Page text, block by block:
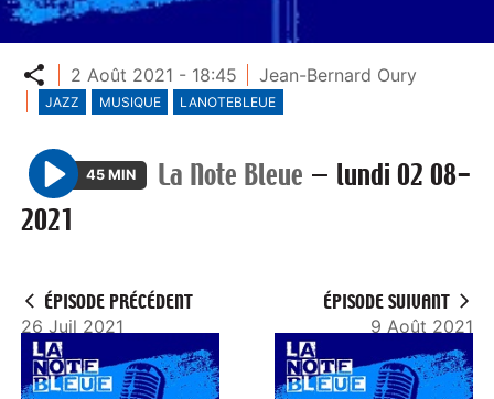
Partager
2 Août 2021 - 18:45 Jean-Bernard Oury
JAZZ MUSIQUE LANOTEBLEUE
P
l
45 MIN La Note Bleue — lundi 02 08-
2021
ÉPISODE PRÉCÉDENT
26 Juil 2021
ÉPISODE SUIVANT
9 Août 2021